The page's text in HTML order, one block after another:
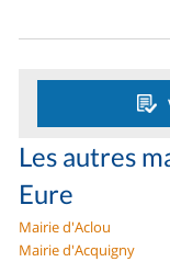
Les autres
Eure
Mairie d'Aclou
Mairie d'Acquigny